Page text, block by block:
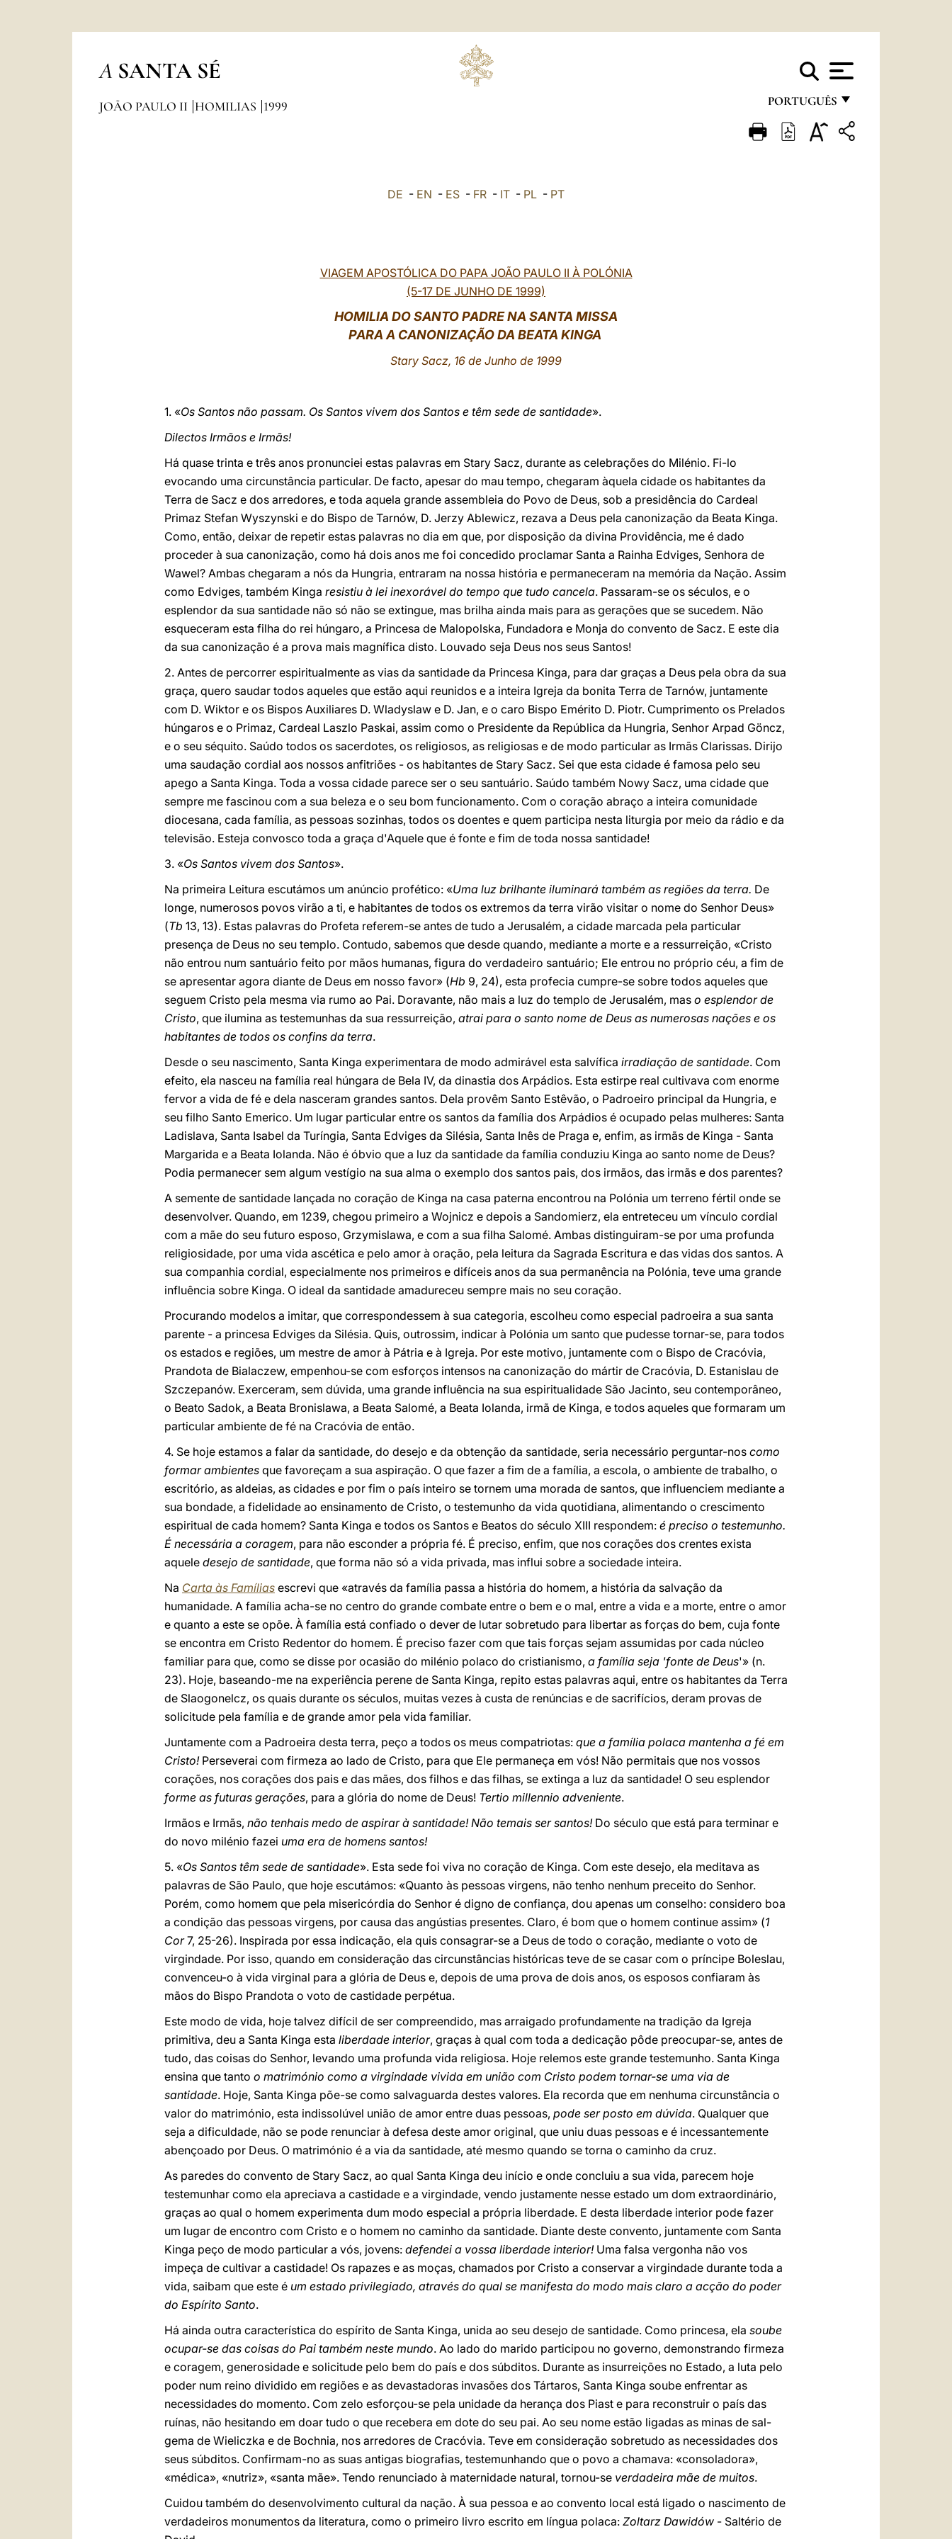
A SANTA SÉ
PORTUGUÊS
FRANÇAIS
JOÃO PAULO II HOMILIAS 1999
DE - EN - ES - FR - IT - PL - PT
VIAGEM APOSTÓLICA DO PAPA JOÃO PAULO II À POLÓNIA
(5-17 DE JUNHO DE 1999)
HOMILIA DO SANTO PADRE NA SANTA MISSA
PARA A CANONIZAÇÃO DA BEATA KINGA
Stary Sacz, 16 de Junho de 1999
1. «Os Santos não passam. Os Santos vivem dos Santos e têm sede de santidade».
Dilectos Irmãos e Irmãs!
Há quase trinta e três anos pronunciei estas palavras em Stary Sacz, durante as celebrações do Milénio. Fi-lo
evocando uma circunstância particular. De facto, apesar do mau tempo, chegaram àquela cidade os habitantes da
Terra de Sacz e dos arredores, e toda aquela grande assembleia do Povo de Deus, sob a presidência do Cardeal
Primaz Stefan Wyszynski e do Bispo de Tarnów, D. Jerzy Ablewicz, rezava a Deus pela canonização da Beata Kinga.
Como, então, deixar de repetir estas palavras no dia em que, por disposição da divina Providência, me é dado
proceder à sua canonização, como há dois anos me foi concedido proclamar Santa a Rainha Edviges, Senhora de
Wawel? Ambas chegaram a nós da Hungria, entraram na nossa história e permaneceram na memória da Nação. Assim
como Edviges, também Kinga resistiu à lei inexorável do tempo que tudo cancela. Passaram-se os séculos, e o
esplendor da sua santidade não só não se extingue, mas brilha ainda mais para as gerações que se sucedem. Não
esqueceram esta filha do rei húngaro, a Princesa de Malopolska, Fundadora e Monja do convento de Sacz. E este dia
da sua canonização é a prova mais magnífica disto. Louvado seja Deus nos seus Santos!
2. Antes de percorrer espiritualmente as vias da santidade da Princesa Kinga, para dar graças a Deus pela obra da sua
graça, quero saudar todos aqueles que estão aqui reunidos e a inteira Igreja da bonita Terra de Tarnów, juntamente
com D. Wiktor e os Bispos Auxiliares D. Wladyslaw e D. Jan, e o caro Bispo Emérito D. Piotr. Cumprimento os Prelados
húngaros e o Primaz, Cardeal Laszlo Paskai, assim como o Presidente da República da Hungria, Senhor Arpad Göncz,
e o seu séquito. Saúdo todos os sacerdotes, os religiosos, as religiosas e de modo particular as Irmãs Clarissas. Dirijo
uma saudação cordial aos nossos anfitriões - os habitantes de Stary Sacz. Sei que esta cidade é famosa pelo seu
apego a Santa Kinga. Toda a vossa cidade parece ser o seu santuário. Saúdo também Nowy Sacz, uma cidade que
sempre me fascinou com a sua beleza e o seu bom funcionamento. Com o coração abraço a inteira comunidade
diocesana, cada família, as pessoas sozinhas, todos os doentes e quem participa nesta liturgia por meio da rádio e da
televisão. Esteja convosco toda a graça d'Aquele que é fonte e fim de toda nossa santidade!
3. «Os Santos vivem dos Santos».
Na primeira Leitura escutámos um anúncio profético: «Uma luz brilhante iluminará também as regiões da terra. De
longe, numerosos povos virão a ti, e habitantes de todos os extremos da terra virão visitar o nome do Senhor Deus»
(Tb 13, 13). Estas palavras do Profeta referem-se antes de tudo a Jerusalém, a cidade marcada pela particular
presença de Deus no seu templo. Contudo, sabemos que desde quando, mediante a morte e a ressurreição, «Cristo
não entrou num santuário feito por mãos humanas, figura do verdadeiro santuário; Ele entrou no próprio céu, a fim de
se apresentar agora diante de Deus em nosso favor» (Hb 9, 24), esta profecia cumpre-se sobre todos aqueles que
seguem Cristo pela mesma via rumo ao Pai. Doravante, não mais a luz do templo de Jerusalém, mas o esplendor de
Cristo, que ilumina as testemunhas da sua ressurreição, atrai para o santo nome de Deus as numerosas nações e os
habitantes de todos os confins da terra.
Desde o seu nascimento, Santa Kinga experimentara de modo admirável esta salvífica irradiação de santidade. Com
efeito, ela nasceu na família real húngara de Bela IV, da dinastia dos Arpádios. Esta estirpe real cultivava com enorme
fervor a vida de fé e dela nasceram grandes santos. Dela provêm Santo Estêvão, o Padroeiro principal da Hungria, e
seu filho Santo Emerico. Um lugar particular entre os santos da família dos Arpádios é ocupado pelas mulheres: Santa
Ladislava, Santa Isabel da Turíngia, Santa Edviges da Silésia, Santa Inês de Praga e, enfim, as irmãs de Kinga - Santa
Margarida e a Beata Iolanda. Não é óbvio que a luz da santidade da família conduziu Kinga ao santo nome de Deus?
Podia permanecer sem algum vestígio na sua alma o exemplo dos santos pais, dos irmãos, das irmãs e dos parentes?
A semente de santidade lançada no coração de Kinga na casa paterna encontrou na Polónia um terreno fértil onde se
desenvolver. Quando, em 1239, chegou primeiro a Wojnicz e depois a Sandomierz, ela entreteceu um vínculo cordial
com a mãe do seu futuro esposo, Grzymislawa, e com a sua filha Salomé. Ambas distinguiram-se por uma profunda
religiosidade, por uma vida ascética e pelo amor à oração, pela leitura da Sagrada Escritura e das vidas dos santos. A
sua companhia cordial, especialmente nos primeiros e difíceis anos da sua permanência na Polónia, teve uma grande
influência sobre Kinga. O ideal da santidade amadureceu sempre mais no seu coração.
Procurando modelos a imitar, que correspondessem à sua categoria, escolheu como especial padroeira a sua santa
parente - a princesa Edviges da Silésia. Quis, outrossim, indicar à Polónia um santo que pudesse tornar-se, para todos
os estados e regiões, um mestre de amor à Pátria e à Igreja. Por este motivo, juntamente com o Bispo de Cracóvia,
Prandota de Bialaczew, empenhou-se com esforços intensos na canonização do mártir de Cracóvia, D. Estanislau de
Szczepanów. Exerceram, sem dúvida, uma grande influência na sua espiritualidade São Jacinto, seu contemporâneo,
o Beato Sadok, a Beata Bronislawa, a Beata Salomé, a Beata Iolanda, irmã de Kinga, e todos aqueles que formaram um
particular ambiente de fé na Cracóvia de então.
4. Se hoje estamos a falar da santidade, do desejo e da obtenção da santidade, seria necessário perguntar-nos como
formar ambientes que favoreçam a sua aspiração. O que fazer a fim de a família, a escola, o ambiente de trabalho, o
escritório, as aldeias, as cidades e por fim o país inteiro se tornem uma morada de santos, que influenciem mediante a
sua bondade, a fidelidade ao ensinamento de Cristo, o testemunho da vida quotidiana, alimentando o crescimento
espiritual de cada homem? Santa Kinga e todos os Santos e Beatos do século XIII respondem: é preciso o testemunho.
É necessária a coragem, para não esconder a própria fé. É preciso, enfim, que nos corações dos crentes exista
aquele desejo de santidade, que forma não só a vida privada, mas influi sobre a sociedade inteira.
Na Carta às Famílias escrevi que «através da família passa a história do homem, a história da salvação da
humanidade. A família acha-se no centro do grande combate entre o bem e o mal, entre a vida e a morte, entre o amor
e quanto a este se opõe. À família está confiado o dever de lutar sobretudo para libertar as forças do bem, cuja fonte
se encontra em Cristo Redentor do homem. É preciso fazer com que tais forças sejam assumidas por cada núcleo
familiar para que, como se disse por ocasião do milénio polaco do cristianismo, a família seja 'fonte de Deus'» (n.
23). Hoje, baseando-me na experiência perene de Santa Kinga, repito estas palavras aqui, entre os habitantes da Terra
de Slaogonelcz, os quais durante os séculos, muitas vezes à custa de renúncias e de sacrifícios, deram provas de
solicitude pela família e de grande amor pela vida familiar.
Juntamente com a Padroeira desta terra, peço a todos os meus compatriotas: que a família polaca mantenha a fé em
Cristo!Perseverai com firmeza ao lado de Cristo, para que Ele permaneça em vós! Não permitais que nos vossos
corações, nos corações dos pais e das mães, dos filhos e das filhas, se extinga a luz da santidade! O seu esplendor
forme as futuras gerações, para a glória do nome de Deus! Tertio millennio adveniente.
Irmãos e Irmãs, não tenhais medo de aspirar à santidade! Não temais ser santos! Do século que está para terminar e
do novo milénio fazei uma era de homens santos!
5. «Os Santos têm sede de santidade». Esta sede foi viva no coração de Kinga. Com este desejo, ela meditava as
palavras de São Paulo, que hoje escutámos: «Quanto às pessoas virgens, não tenho nenhum preceito do Senhor.
Porém, como homem que pela misericórdia do Senhor é digno de confiança, dou apenas um conselho: considero boa
a condição das pessoas virgens, por causa das angústias presentes. Claro, é bom que o homem continue assim» (1
Cor7, 25-26). Inspirada por essa indicação, ela quis consagrar-se a Deus de todo o coração, mediante o voto de
virgindade. Por isso, quando em consideração das circunstâncias históricas teve de se casar com o príncipe Boleslau,
convenceu-o à vida virginal para a glória de Deus e, depois de uma prova de dois anos, os esposos confiaram às
mãos do Bispo Prandota o voto de castidade perpétua.
Este modo de vida, hoje talvez difícil de ser compreendido, mas arraigado profundamente na tradição da Igreja
primitiva, deu a Santa Kinga esta liberdade interior, graças à qual com toda a dedicação pôde preocupar-se, antes de
tudo, das coisas do Senhor, levando uma profunda vida religiosa. Hoje relemos este grande testemunho. Santa Kinga
ensina que tanto o matrimónio como a virgindade vivida em união com Cristo podem tornar-se uma via de
santidade. Hoje, Santa Kinga põe-se como salvaguarda destes valores. Ela recorda que em nenhuma circunstância o
valor do matrimónio, esta indissolúvel união de amor entre duas pessoas, pode ser posto em dúvida. Qualquer que
seja a dificuldade, não se pode renunciar à defesa deste amor original, que uniu duas pessoas e é incessantemente
abençoado por Deus. O matrimónio é a via da santidade, até mesmo quando se torna o caminho da cruz.
As paredes do convento de Stary Sacz, ao qual Santa Kinga deu início e onde concluiu a sua vida, parecem hoje
testemunhar como ela apreciava a castidade e a virgindade, vendo justamente nesse estado um dom extraordinário,
graças ao qual o homem experimenta dum modo especial a própria liberdade. E desta liberdade interior pode fazer
um lugar de encontro com Cristo e o homem no caminho da santidade. Diante deste convento, juntamente com Santa
Kinga peço de modo particular a vós, jovens: defendei a vossa liberdade interior!Uma falsa vergonha não vos
impeça de cultivar a castidade! Os rapazes e as moças, chamados por Cristo a conservar a virgindade durante toda a
vida, saibam que este é um estado privilegiado, através do qual se manifesta do modo mais claro a acção do poder
do Espírito Santo.
Há ainda outra característica do espírito de Santa Kinga, unida ao seu desejo de santidade. Como princesa, ela soube
ocupar-se das coisas do Pai também neste mundo. Ao lado do marido participou no governo, demonstrando firmeza
e coragem, generosidade e solicitude pelo bem do país e dos súbditos. Durante as insurreições no Estado, a luta pelo
poder num reino dividido em regiões e as devastadoras invasões dos Tártaros, Santa Kinga soube enfrentar as
necessidades do momento. Com zelo esforçou-se pela unidade da herança dos Piast e para reconstruir o país das
ruínas, não hesitando em doar tudo o que recebera em dote do seu pai. Ao seu nome estão ligadas as minas de sal-
gema de Wieliczka e de Bochnia, nos arredores de Cracóvia. Teve em consideração sobretudo as necessidades dos
seus súbditos. Confirmam-no as suas antigas biografias, testemunhando que o povo a chamava: «consoladora»,
«médica», «nutriz», «santa mãe». Tendo renunciado à maternidade natural, tornou-se verdadeira mãe de muitos.
Cuidou também do desenvolvimento cultural da nação. À sua pessoa e ao convento local está ligado o nascimento de
verdadeiros monumentos da literatura, como o primeiro livro escrito em língua polaca: Zoltarz Dawidów - Saltério de